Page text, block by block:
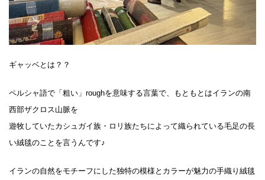
ギャッベとは？？
ペルシャ語で「粗い」roughを意味する言葉で、もともとはイランの南
西部ザクロス山脈を
遊牧していたカシュガイ族・ロリ族たちによって織られている毛足の長
い絨毯のことを言うんです♪
イランの自然をモチーフにした独特の模様とカラーが魅力の手織り絨毯